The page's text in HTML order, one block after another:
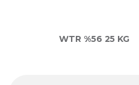
WTR %56 25 KG